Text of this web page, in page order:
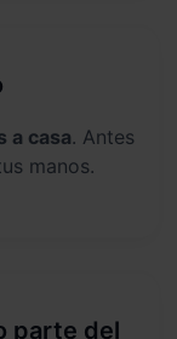
a casa. Antes
manos.
parte del